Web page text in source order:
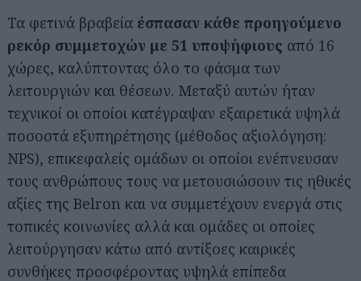
Τα φετινά βραβεία έσπασαν κάθε προηγούμενο
ρεκόρ συμμετοχών με 51 υποψήφιους από 16
χώρες, καλύπτοντας όλο το φάσμα των
λειτουργιών και θέσεων. Μεταξύ αυτών ήταν
τεχνικοί οι οποίοι κατέγραψαν εξαιρετικά υψηλά
ποσοστά εξυπηρέτησης (μέθοδος αξιολόγηση:
NPS), επικεφαλείς ομάδων οι οποίοι ενέπνευσαν
τους ανθρώπους τους να μετουσιώσουν τις ηθικές
αξίες της Belron και να συμμετέχουν ενεργά στις
τοπικές κοινωνίες αλλά και ομάδες οι οποίες
λειτούργησαν κάτω από αντίξοες καιρικές
συνθήκες προσφέροντας υψηλά επίπεδα